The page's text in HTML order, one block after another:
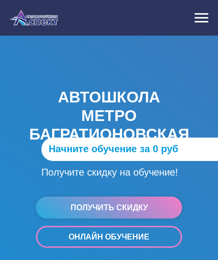
ПОЛУЧИТЬ СКИДКУ
АВТОШКОЛА
МЕТРО
БАГРАТИОНОВСКАЯ
Начните обучение за 0 руб
Получите скидку на обучение!
ОНЛАЙН ОБУЧЕНИЕ